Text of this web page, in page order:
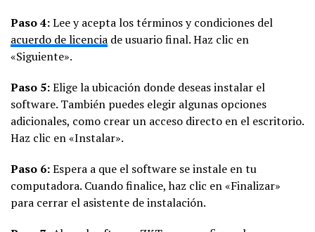
Paso 4:Lee y acepta los términos y condiciones del
acuerdo de licencia de usuario final. Haz clic en
«Siguiente».
Paso 5:Elige la ubicación donde deseas instalar el
software. También puedes elegir algunas opciones
adicionales, como crear un acceso directo en el escritorio.
Haz clic en «Instalar».
Paso 6:Espera a que el software se instale en tu
computadora. Cuando finalice, haz clic en «Finalizar»
para cerrar el asistente de instalación.